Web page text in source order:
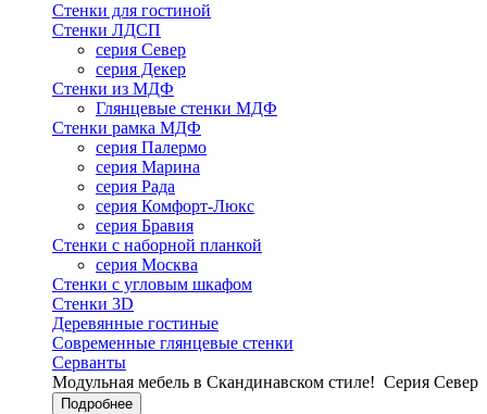
Стенки для гостиной
Стенки ЛДСП
серия Север
серия Декер
Стенки из МДФ
Глянцевые стенки МДФ
Стенки рамка МДФ
серия Палермо
серия Марина
серия Рада
серия Комфорт-Люкс
серия Бравия
Стенки с наборной планкой
серия Москва
Стенки с угловым шкафом
Стенки 3D
Деревянные гостиные
Современные глянцевые стенки
Серванты
Модульная мебель в Скандинавском стиле! Серия Север
Подробнее